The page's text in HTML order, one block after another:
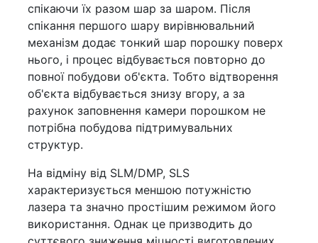
спікаючи їх разом шар за шаром. Після
спікання першого шару вирівнювальний
механізм додає тонкий шар порошку поверх
нього, і процес відбувається повторно до
повної побудови об'єкта. Тобто відтворення
об'єкта відбувається знизу вгору, а за
рахунок заповнення камери порошком не
потрібна побудова підтримувальних
структур.
На відміну від SLM/DMP, SLS
характеризується меншою потужністю
лазера та значно простішим режимом його
використання. Однак це призводить до